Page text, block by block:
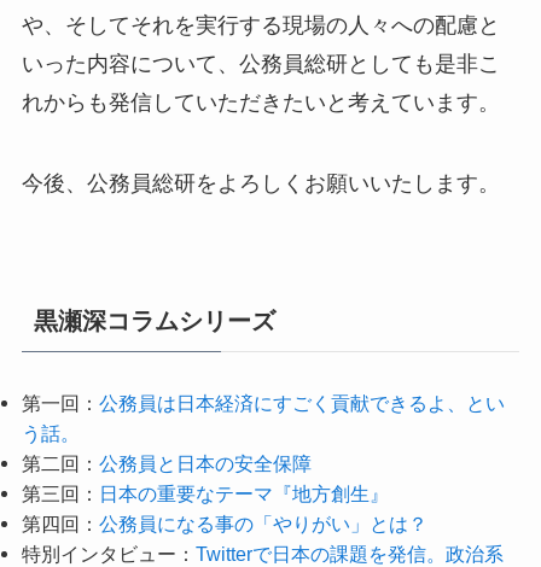
や、そしてそれを実行する現場の人々への配慮と
いった内容について、公務員総研としても是非こ
れからも発信していただきたいと考えています。
今後、公務員総研をよろしくお願いいたします。
黒瀬深コラムシリーズ
第一回： 公務員は日本経済にすごく貢献できるよ、とい
う話。
第二回： 公務員と日本の安全保障
第三回： 日本の重要なテーマ『地方創生』
第四回： 公務員になる事の「やりがい」とは？
特別インタビュー： Twitterで日本の課題を発信。政治系